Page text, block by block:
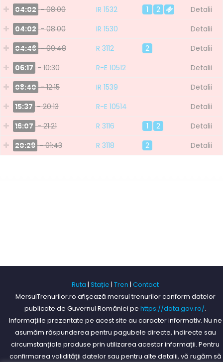
04:02 - 08:00 IR 1532 1 2
Detalii
04:02 - 08:00 IR 1530
Detalii
04:46 - 09:48 R 3112 2
Detalii
06:17 - 10:30 R-E 10512
Detalii
08:40 - 12:15 IR 1539
Detalii
15:37 - 20:13 R-E 10514
Detalii
16:07 - 21:21 R 3116 1 2
Detalii
20:29 - 01:43 R 3118 2 Detalii
Ruta | Stație | Tren | Contact
MersulTrenurilor.ro afișează mersul trenurilor conform datelor
publicate de Guvernul României pe https://data.gov.ro/.
Informațiile prezentate pe acest site au caracter informativ. Nu ne
asumăm răspunderea pentru pagubele directe, indirecte sau
circumstanțiale produse prin utilizarea acestor informații. Pentru
confirmarea validității datelor sau pentru alte detalii, vă rugăm să